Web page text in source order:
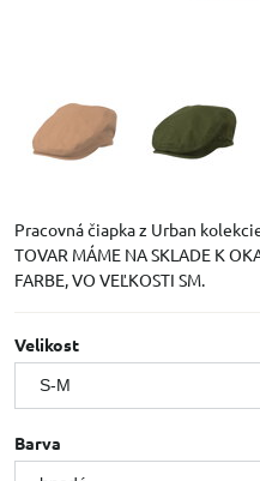
Pracovná čiapka z Urban
TOVAR MÁME NA SKLADE K
FARBE, VO VEĽKOSTI SM.
Velikost
Barva